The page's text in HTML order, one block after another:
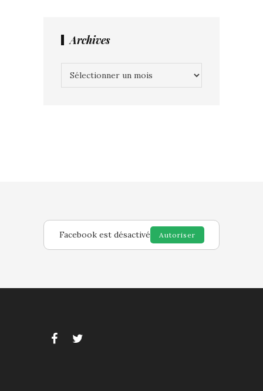
Archives
Facebook est désactivé Autoriser